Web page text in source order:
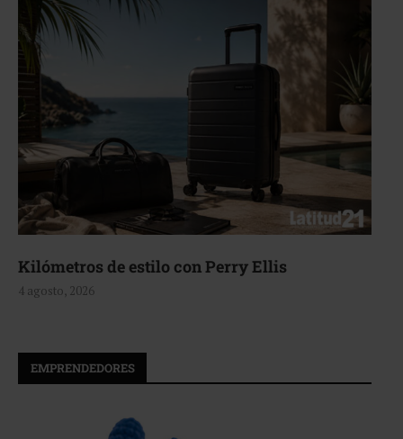
Aerie, texturas que fluyen
4 agosto, 2026
EMPRENDEDORES